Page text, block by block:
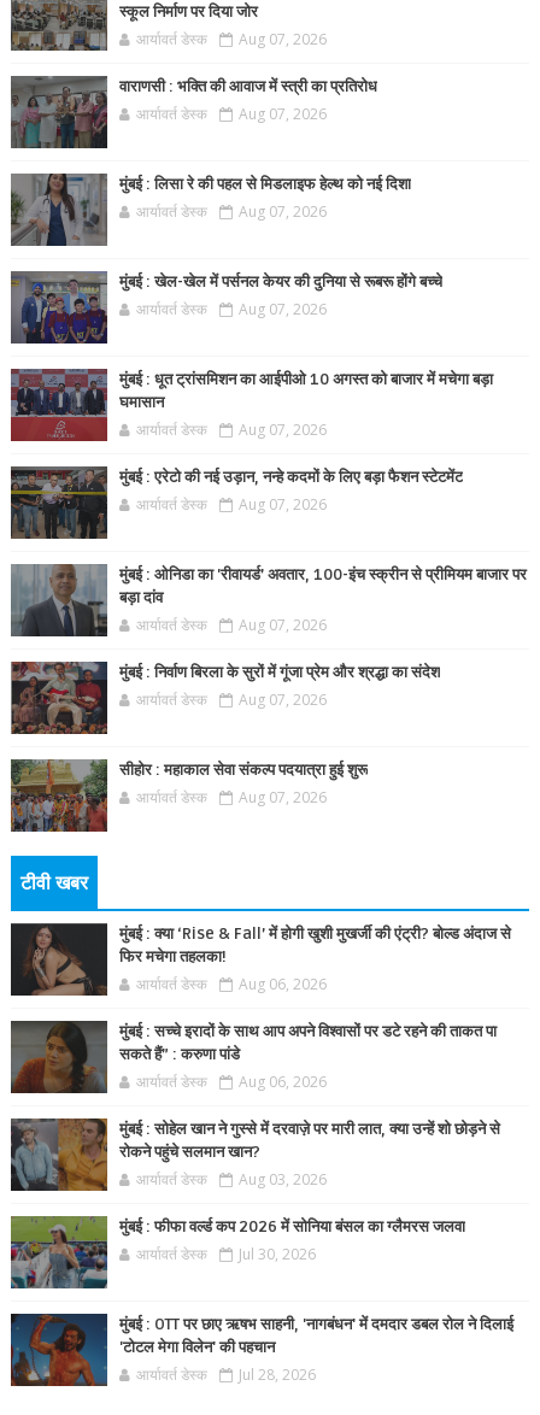
स्कूल निर्माण पर दिया जोर
आर्यावर्त डेस्क Aug 07, 2026
वाराणसी : भक्ति की आवाज में स्त्री का प्रतिरोध
आर्यावर्त डेस्क Aug 07, 2026
मुंबई : लिसा रे की पहल से मिडलाइफ हेल्थ को नई दिशा
आर्यावर्त डेस्क Aug 07, 2026
मुंबई : खेल-खेल में पर्सनल केयर की दुनिया से रूबरू होंगे बच्चे
आर्यावर्त डेस्क Aug 07, 2026
मुंबई : धूत ट्रांसमिशन का आईपीओ 10 अगस्त को बाजार में मचेगा बड़ा
घमासान
आर्यावर्त डेस्क Aug 07, 2026
मुंबई : एरेटो की नई उड़ान, नन्हे कदमों के लिए बड़ा फैशन स्टेटमेंट
आर्यावर्त डेस्क Aug 07, 2026
मुंबई : ओनिडा का 'रीवायर्ड’ अवतार, 100-इंच स्क्रीन से प्रीमियम बाजार पर
बड़ा दांव
आर्यावर्त डेस्क Aug 07, 2026
मुंबई : निर्वाण बिरला के सुरों में गूंजा प्रेम और श्रद्धा का संदेश
आर्यावर्त डेस्क Aug 07, 2026
सीहोर : महाकाल सेवा संकल्प पदयात्रा हुई शुरू
आर्यावर्त डेस्क Aug 07, 2026
टीवी खबर
मुंबई : क्या ‘Rise & Fall’ में होगी खुशी मुखर्जी की एंट्री? बोल्ड अंदाज से
फिर मचेगा तहलका!
आर्यावर्त डेस्क Aug 06, 2026
मुंबई : सच्चे इरादों के साथ आप अपने विश्वासों पर डटे रहने की ताकत पा
सकते हैं” : करुणा पांडे
आर्यावर्त डेस्क Aug 06, 2026
मुंबई : सोहेल खान ने गुस्से में दरवाज़े पर मारी लात, क्या उन्हें शो छोड़ने से
रोकने पहुंचे सलमान खान?
आर्यावर्त डेस्क Aug 03, 2026
मुंबई : फीफा वर्ल्ड कप 2026 में सोनिया बंसल का ग्लैमरस जलवा
आर्यावर्त डेस्क Jul 30, 2026
मुंबई : OTT पर छाए ऋषभ साहनी, 'नागबंधन' में दमदार डबल रोल ने दिलाई
'टोटल मेगा विलेन' की पहचान
आर्यावर्त डेस्क Jul 28, 2026